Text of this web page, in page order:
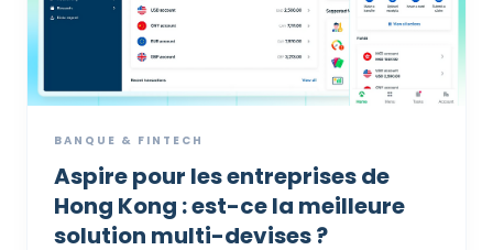
BANQUE & FINTECH
Aspire pour les entreprises de
Hong Kong : est-ce la meilleure
solution multi-devises ?